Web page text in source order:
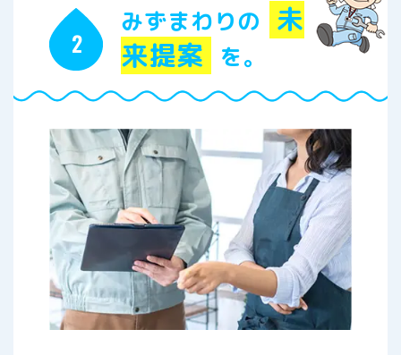
みずまわりの 未
来提案
を。